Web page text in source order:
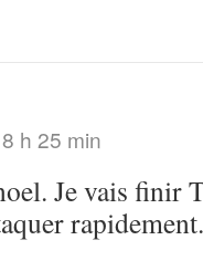
h 25 min
Je vais finir
rapidement.